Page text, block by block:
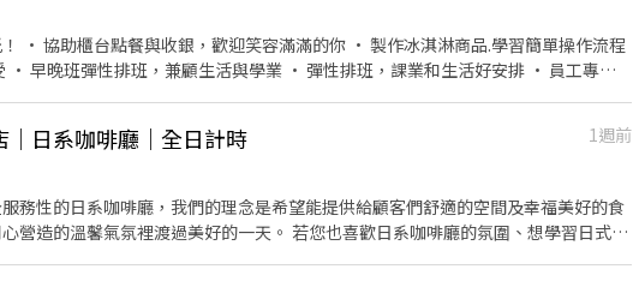
程
生活與學業 • 彈性排班，課業和生活好安排 • 員工專屬
｜日系咖啡廳｜全日計時
1週前
務性的日系咖啡廳，我們的理念是希望能提供給顧客們舒適的空間及幸福美好的食
營造的溫馨氣氛裡渡過美好的一天。 若您也喜歡日系咖啡廳的氛圍、想學習日式禮